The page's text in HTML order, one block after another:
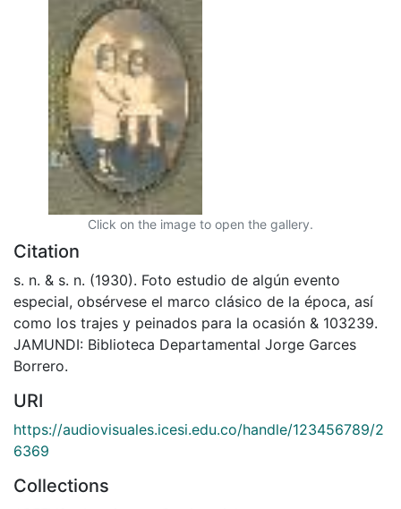
Click on the image to open the gallery.
Citation
s. n. & s. n. (1930). Foto estudio de algún evento
especial, obsérvese el marco clásico de la época, así
como los trajes y peinados para la ocasión & 103239.
JAMUNDI: Biblioteca Departamental Jorge Garces
Borrero.
URI
https://audiovisuales.icesi.edu.co/handle/123456789/2
6369
Collections